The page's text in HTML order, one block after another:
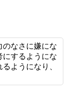
のなさに嫌にな
にするようにな
ようになり、